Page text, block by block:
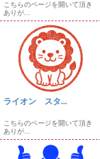
こちらのページを開いて頂き
ありが...
ライオン スタ...
こちらのページを開いて頂き
ありが...